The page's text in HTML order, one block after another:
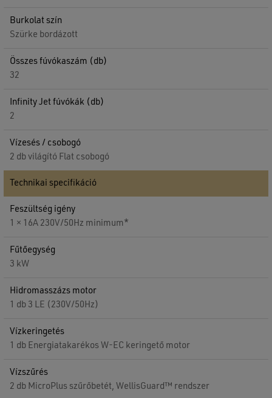
Burkolat szín
Szürke bordázott
Összes fúvókaszám (db)
32
Infinity Jet fúvókák (db)
2
Vízesés / csobogó
2 db világító Flat csobogó
Technikai specifikáció
Feszültség igény
1 × 16A 230V/50Hz minimum*
Fűtőegység
3 kW
Hidromasszázs motor
1 db 3 LE (230V/50Hz)
Vízkeringetés
1 db Energiatakarékos W-EC keringető motor
Vízszűrés
2 db MicroPlus szűrőbetét, WellisGuard™ rendszer